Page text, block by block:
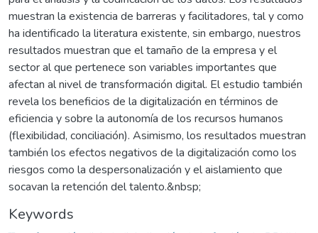
muestran la existencia de barreras y facilitadores, tal y como
ha identificado la literatura existente, sin embargo, nuestros
resultados muestran que el tamaño de la empresa y el
sector al que pertenece son variables importantes que
afectan al nivel de transformación digital. El estudio también
revela los beneficios de la digitalización en términos de
eficiencia y sobre la autonomía de los recursos humanos
(flexibilidad, conciliación). Asimismo, los resultados muestran
también los efectos negativos de la digitalización como los
riesgos como la despersonalización y el aislamiento que
socavan la retención del talento.&nbsp;
Keywords